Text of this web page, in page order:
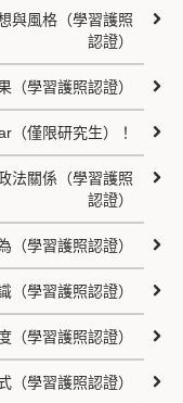
與風格（學習護照
認證）
（學習護照認證）
（僅限研究生）！
法關係（學習護照
認證）
（學習護照認證）
（學習護照認證）
（學習護照認證）
（學習護照認證）